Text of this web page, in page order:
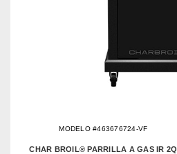
MODELO #463676724-VF
CHAR BROIL® PARRILLA A GAS IR 2Q